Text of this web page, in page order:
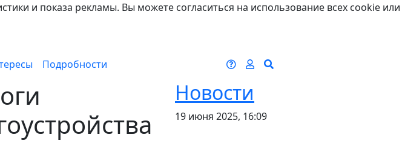
и показа рекламы. Вы можете согласиться на использование всех cookie или
Подробности
Новости
19 июня 2025, 16:09